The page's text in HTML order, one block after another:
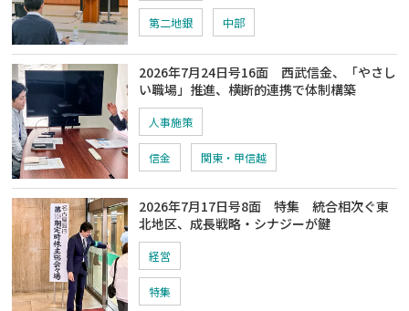
第二地銀 中部
2026年7月24日号16面 西武信金、「やさし
い職場」推進、横断的連携で体制構築
人事施策
信金 関東・甲信越
2026年7月17日号8面 特集 統合相次ぐ東
北地区、成長戦略・シナジーが鍵
経営
特集